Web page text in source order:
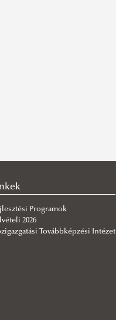
Programok
2026
Továbbképzési Intézet